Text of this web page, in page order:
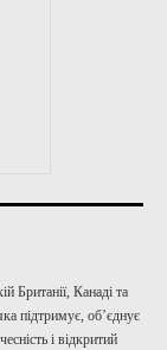
Британії, Канаді та
підтримує, об’єднує
і відкритий